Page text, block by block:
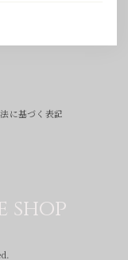
に基づく表記
shop